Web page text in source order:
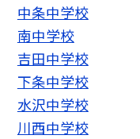
中条中学校
南中学校
吉田中学校
下条中学校
水沢中学校
川西中学校